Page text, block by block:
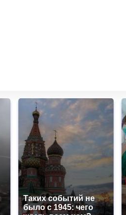
Таких событий не
было с 1945: чего